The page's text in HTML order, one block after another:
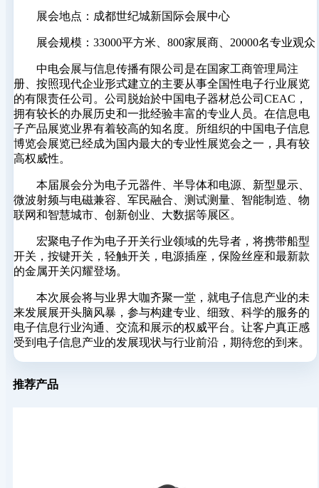
展会地点：成都世纪城新国际会展中心
展会规模：33000平方米、800家展商、20000名专业观众
中电会展与信息传播有限公司是在国家工商管理局注
册、按照现代企业形式建立的主要从事全国性电子行业展览
的有限责任公司。公司脱始於中国电子器材总公司CEAC，
拥有较长的办展历史和一批经验丰富的专业人员。在信息电
子产品展览业界有着较高的知名度。所组织的中国电子信息
博览会展览已经成为国内最大的专业性展览会之一，具有较
高权威性。
本届展会分为电子元器件、半导体和电源、新型显示、
微波射频与电磁兼容、军民融合、测试测量、智能制造、物
联网和智慧城市、创新创业、大数据等展区。
宏聚电子作为电子开关行业领域的先导者，将携带船型
开关，按键开关，轻触开关，电源插座，保险丝座和最新款
的金属开关闪耀登场。
本次展会将与业界大咖齐聚一堂，就电子信息产业的未
来发展展开头脑风暴，参与构建专业、细致、科学的服务的
电子信息行业沟通、交流和展示的权威平台。让客户真正感
受到电子信息产业的发展现状与行业前沿，期待您的到来。
推荐产品